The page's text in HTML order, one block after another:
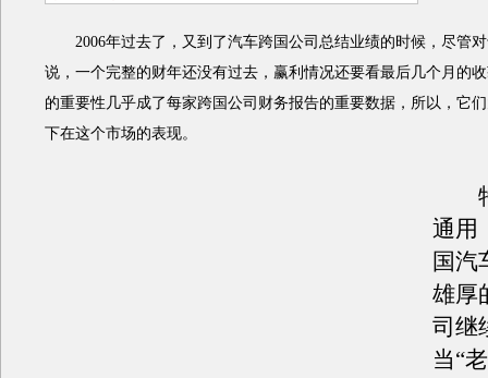
2006年过去了，又到了汽车跨国公司总结业绩的时候，尽管对
说，一个完整的财年还没有过去，赢利情况还要看最后几个月的
的重要性几乎成了每家跨国公司财务报告的重要数据，所以，它
下在这个市场的表现。
特
通用
国汽
雄厚
司继
当“